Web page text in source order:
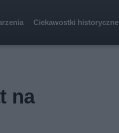
Ciekawostki historyczne
na